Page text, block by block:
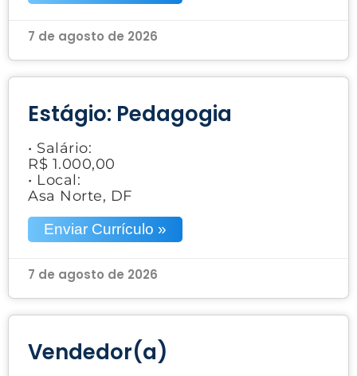
7 de agosto de 2026
Estágio: Pedagogia
• Salário:
R$ 1.000,00
• Local:
Asa Norte, DF
Enviar Currículo »
7 de agosto de 2026
Vendedor(a)